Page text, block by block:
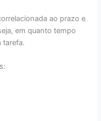
ao prazo e
em quanto tempo
tarefa.